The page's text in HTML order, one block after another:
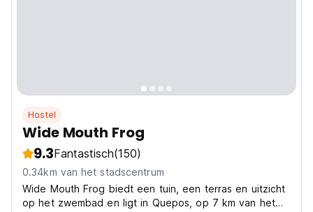
Hostel
Wide Mouth Frog
9.3Fantastisch(150)
0.34km van het stadscentrum
Wide Mouth Frog biedt een tuin, een terras en uitzicht
op het zwembad en ligt in Quepos, op 7 km van het